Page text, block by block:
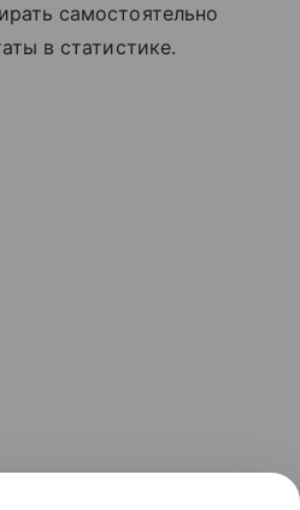
самостоятельно
в статистике.